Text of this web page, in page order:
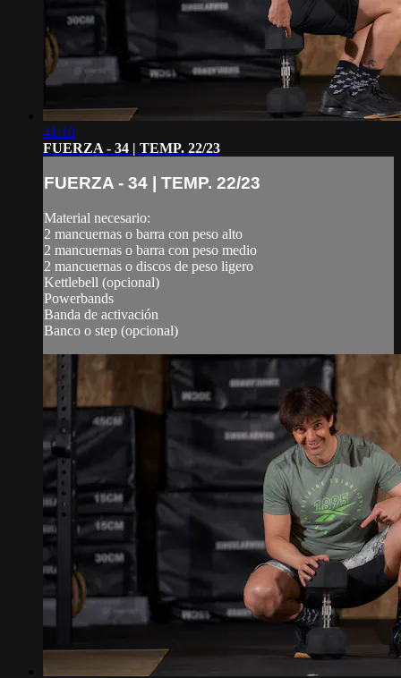
41:10
FUERZA - 34 | TEMP. 22/23
FUERZA - 34 | TEMP. 22/23
Material necesario:
2 mancuernas o barra con peso alto
2 mancuernas o barra con peso medio
2 mancuernas o discos de peso ligero
Kettlebell (opcional)
Powerbands
Banda de activación
Banco o step (opcional)